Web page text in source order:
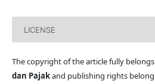
LICENSE
The copyright of the article fully
dan Pajakand publishing rights belong